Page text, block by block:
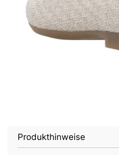
Produkthinweise